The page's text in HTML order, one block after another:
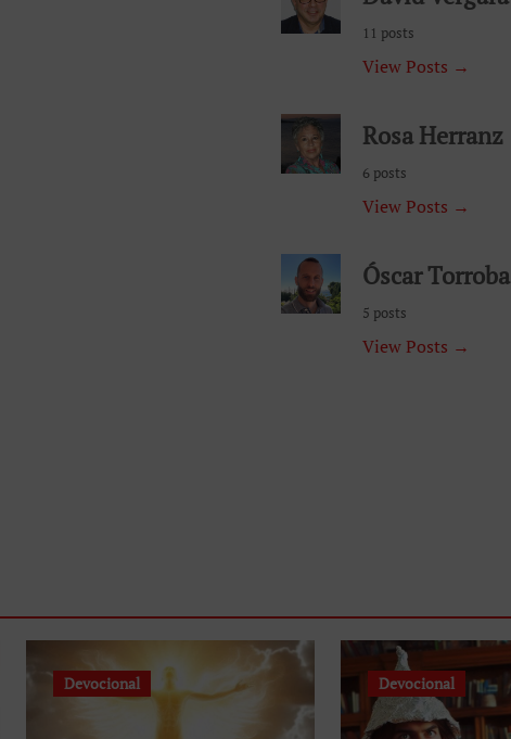
11 posts
View Posts →
Rosa Herranz
6 posts
View Posts →
Óscar Torroba
5 posts
View Posts →
Devocional Devocional